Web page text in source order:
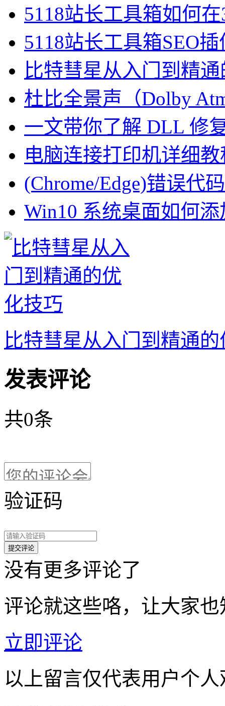
5118站长工具箱如何
5118站长工具箱SEO
比特彗星从入门到精
杜比全景声（Dolby
一文带你了解 DLL 修
电脑连接打印机详细教
(Chrome/Edge)错误代
Win10 系统桌面如何
比特彗星从入门到精通
发表评论
共0条
验证码
没有更多评论了
评论就这些咯，让大家
立即评论
以上留言仅代表用户个